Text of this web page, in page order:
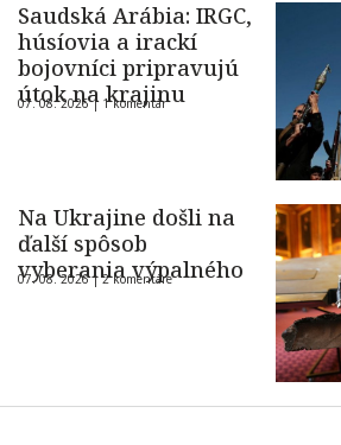
Saudská Arábia: IRGC,
húsíovia a irackí
bojovníci pripravujú
útok na krajinu
07. 08. 2026 | 1 komentár
Na Ukrajine došli na
ďalší spôsob
vyberania výpalného
07. 08. 2026 |2 komentáre